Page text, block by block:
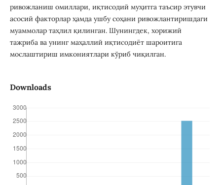
ривожланиш омиллари, иқтисодий муҳитга таъсир этувчи
асосий факторлар ҳамда ушбу соҳани ривожлантиришдаги
муаммолар таҳлил қилинган. Шунингдек, хорижий
тажриба ва унинг маҳаллий иқтисодиёт шароитига
мослаштириш имкониятлари кўриб чиқилган.
Downloads